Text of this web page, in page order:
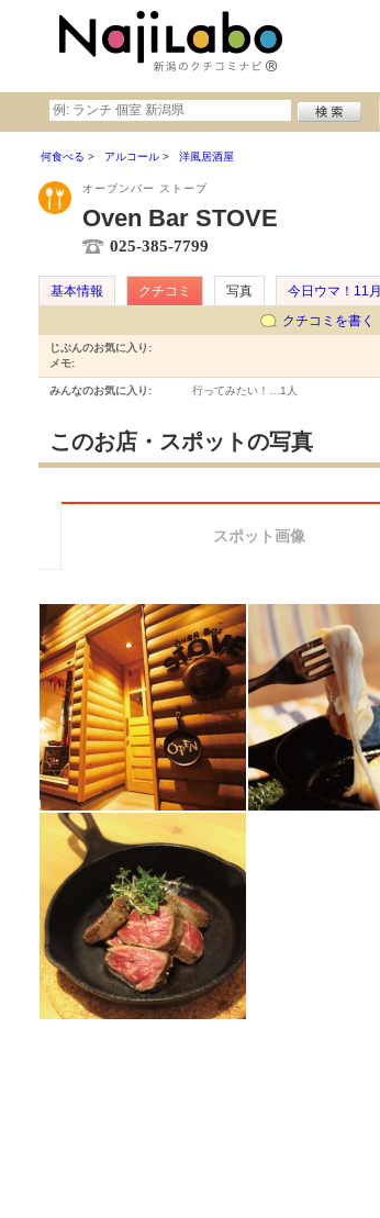
何食べる アルコール 洋風居酒屋
オーブンバー ストーブ
Oven Bar STOVE
025-385-7799
基本情報 クチコミ 写真 今日ウマ！11月
クチコミを書く
じぶんのお気に入り:
メモ:
みんなのお気に入り: 行ってみたい！… 1人
このお店・スポットの写真
スポット画像